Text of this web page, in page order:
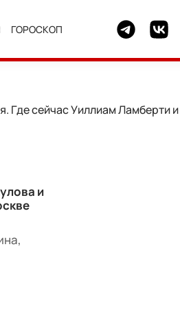
ГОРОСКОП Telegram
сейчас Уиллиам Ламберти
и